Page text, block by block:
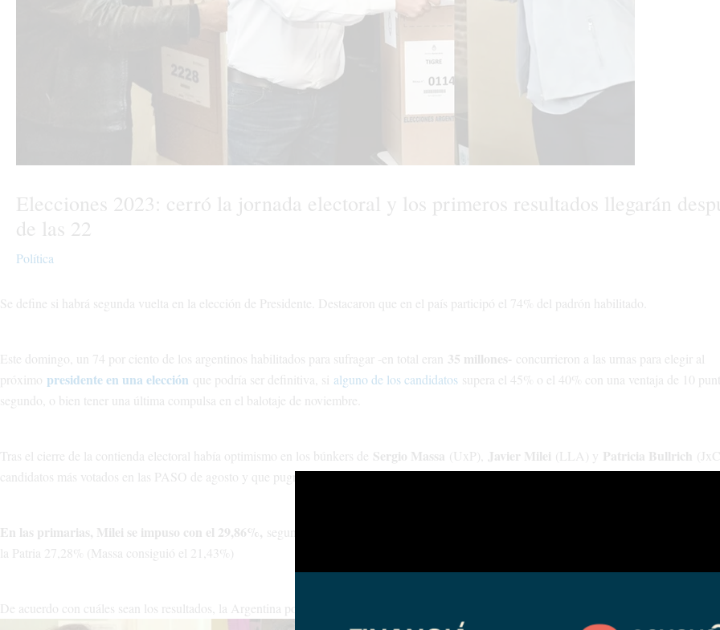
Elecciones 2023: cerró la jornada electoral y los primeros resultados llegarán
de las 22
Política
Se define si habrá segunda vuelta en la elección de Presidente. Destacaron que en el país participó el 74% del padrón habilitado.
Este domingo, un 74 por ciento de los argentinos habilitados para sufragar -en total eran 35 millones- concurrieron a las urnas para elegir al
próximo presidente en una elección que podría ser definitiva, si alguno de los candidatos supera el 45% o el 40% con una ventaja de 10
segundo, o bien tener una última compulsa en el balotaje de noviembre.
Tras el cierre de la contienda electoral había optimismo en los búnkers de Sergio Massa (UxP), Javier Milei (LLA) y Patricia Bullrich
candidatos más votados en las PASO de agosto y que pugnan por llegar a la segunda vuelta.
En las primarias, Milei se impuso con el 29,86%, segundo se ubicó Juntos por el Cambio con el 28% (Bullrich logró el 16,81%), y tercero
la Patria 27,28% (Massa consiguió el 21,43%)
De acuerdo con cuáles sean los resultados, la Argentina podría elegir a su próximo presidente en la segunda vuelta, programada para el 19 de